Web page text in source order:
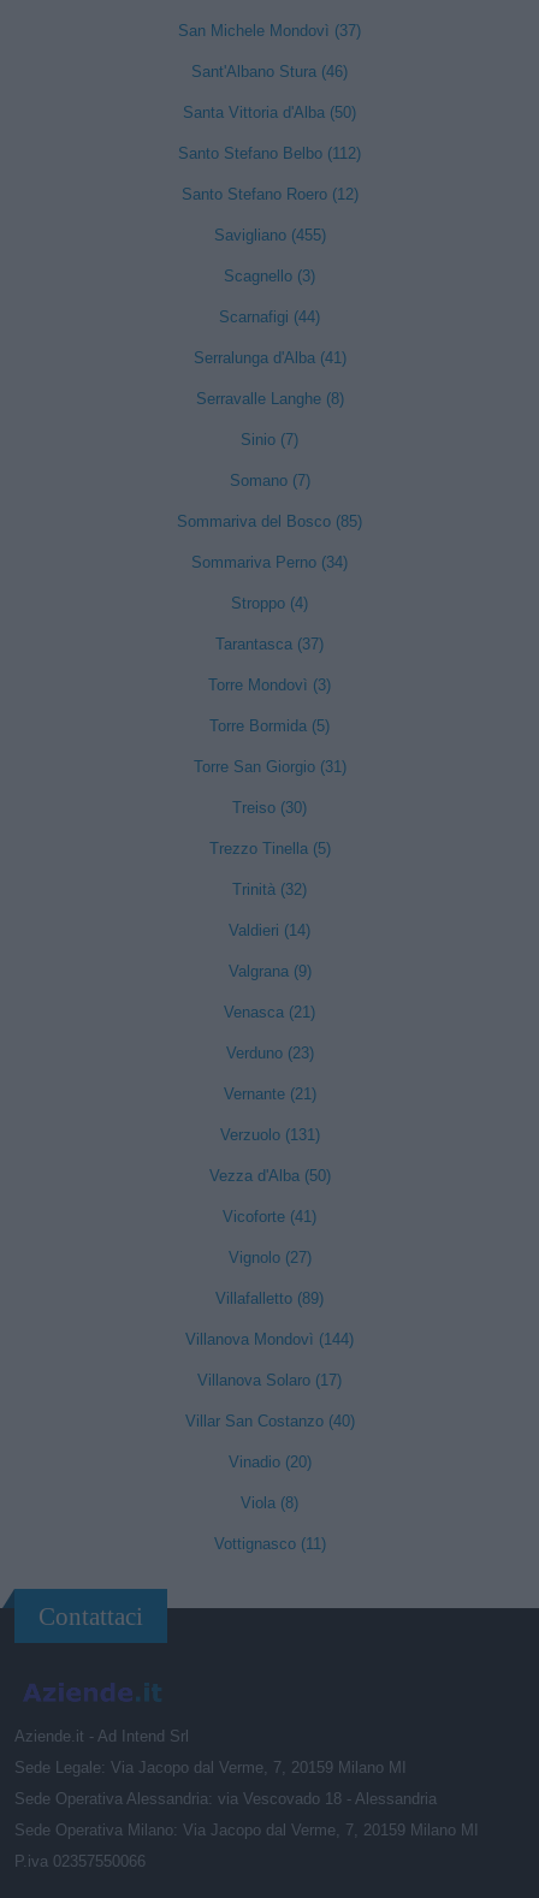
San Michele Mondovì (37)
Sant'Albano Stura (46)
Santa Vittoria d'Alba (50)
Santo Stefano Belbo (112)
Santo Stefano Roero (12)
Savigliano (455)
Scagnello (3)
Scarnafigi (44)
Serralunga d'Alba (41)
Serravalle Langhe (8)
Sinio (7)
Somano (7)
Sommariva del Bosco (85)
Sommariva Perno (34)
Stroppo (4)
Tarantasca (37)
Torre Mondovì (3)
Torre Bormida (5)
Torre San Giorgio (31)
Treiso (30)
Trezzo Tinella (5)
Trinità (32)
Valdieri (14)
Valgrana (9)
Venasca (21)
Verduno (23)
Vernante (21)
Verzuolo (131)
Vezza d'Alba (50)
Vicoforte (41)
Vignolo (27)
Villafalletto (89)
Villanova Mondovì (144)
Villanova Solaro (17)
Villar San Costanzo (40)
Vinadio (20)
Viola (8)
Vottignasco (11)
Contattaci
Aziende.it - Ad Intend Srl
Sede Legale: Via Jacopo dal Verme, 7, 20159 Milano MI
Sede Operativa Alessandria: via Vescovado 18 - Alessandria
Sede Operativa Milano: Via Jacopo dal Verme, 7, 20159 Milano MI
P.iva 02357550066